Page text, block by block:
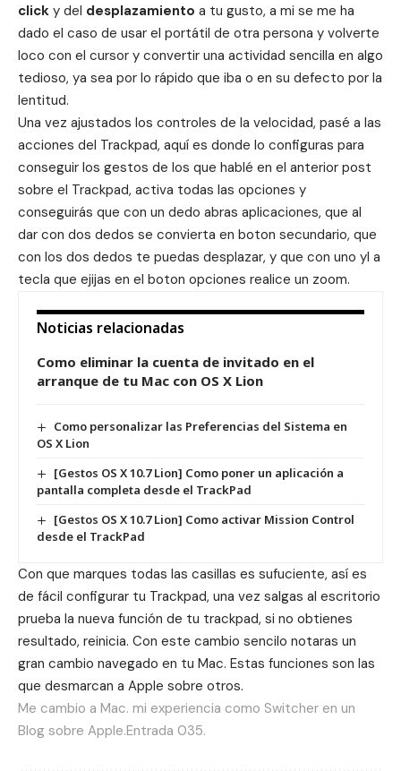
click y del desplazamiento a tu gusto, a mi se me ha
dado el caso de usar el portátil de otra persona y volverte
loco con el cursor y convertir una actividad sencilla en algo
tedioso, ya sea por lo rápido que iba o en su defecto por la
lentitud.
Una vez ajustados los controles de la velocidad, pasé a las
acciones del Trackpad, aquí es donde lo configuras para
conseguir los gestos de los que hablé en el anterior post
sobre el Trackpad, activa todas las opciones y
conseguirás que con un dedo abras aplicaciones, que al
dar con dos dedos se convierta en boton secundario, que
con los dos dedos te puedas desplazar, y que con uno yl a
tecla que ejijas en el boton opciones realice un zoom.
Noticias relacionadas
Como eliminar la cuenta de invitado en el
arranque de tu Mac con OS X Lion
Como personalizar las Preferencias del Sistema en
OS X Lion
[Gestos OS X 10.7 Lion] Como poner un aplicación a
pantalla completa desde el TrackPad
[Gestos OS X 10.7 Lion] Como activar Mission Control
desde el TrackPad
Con que marques todas las casillas es sufuciente, así es
de fácil configurar tu Trackpad, una vez salgas al escritorio
prueba la nueva función de tu trackpad, si no obtienes
resultado, reinicia. Con este cambio sencilo notaras un
gran cambio navegado en tu Mac. Estas funciones son las
que desmarcan a Apple sobre otros.
Me cambio a Mac. mi experiencia como Switcher en un
Blog sobre Apple.Entrada 035.